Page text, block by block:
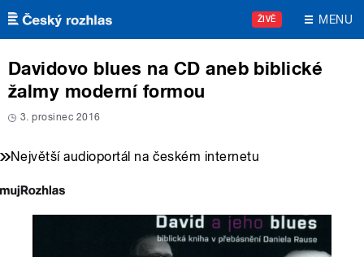
Přejít k hlavnímu obsahu
ŽIVĚ MENU
Davidovo blues na CD aneb biblické
žalmy moderní formou
3. prosinec 2016
Největší audioportál na českém internetu